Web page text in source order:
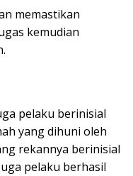
memastikan
kemudian
pelaku berinisial
yang dihuni oleh
rekannya berinisial
pelaku berhasil